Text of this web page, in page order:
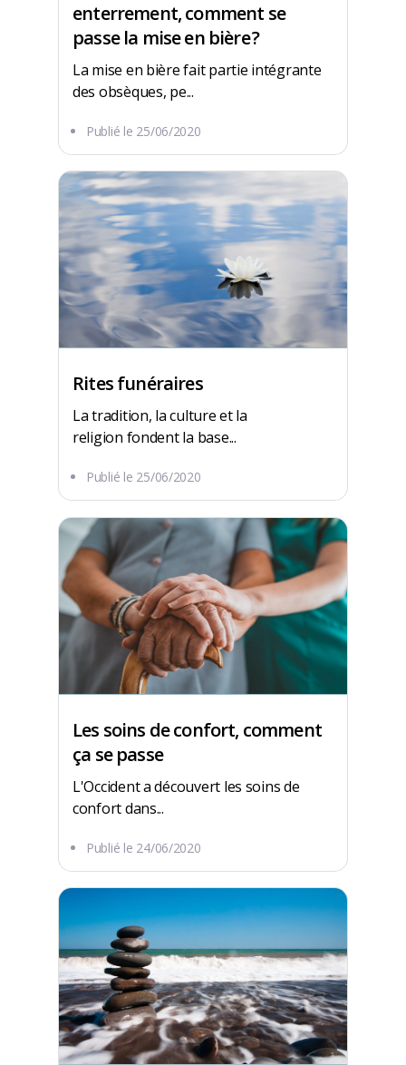
enterrement, comment se
passe la mise en bière ?
La mise en bière fait partie intégrante
des obsèques, pe...
Publié le 25/06/2020
Rites funéraires
La tradition, la culture et la
religion fondent la base...
Publié le 25/06/2020
Les soins de confort, comment
ça se passe
L'Occident a découvert les soins de
confort dans...
Publié le 24/06/2020